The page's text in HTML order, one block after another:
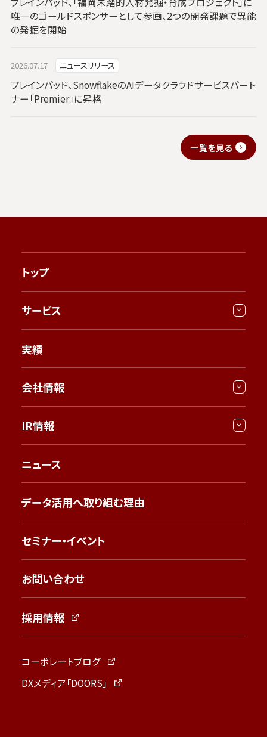
唯一のゴールドスポンサーとして参画、2つの開発課題で異能
の発掘を開始
2026.07.17 ニュースリリース
ブレインパッド、SnowflakeのAIデータクラウドサービスパート
ナー「Premier」に昇格
一覧を見る
トップ
サービス
実績
会社情報
IR情報
ニュース
データ活用へ取り組む理由
セミナー・イベント
お問い合わせ
採用情報
コーポレートブログ
DXメディア「DOORS」